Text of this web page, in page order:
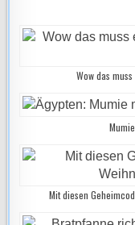
Wow das
Mit diesen